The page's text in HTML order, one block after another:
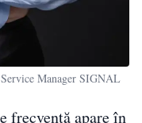
Manager SIGNAL
frecventă apare în